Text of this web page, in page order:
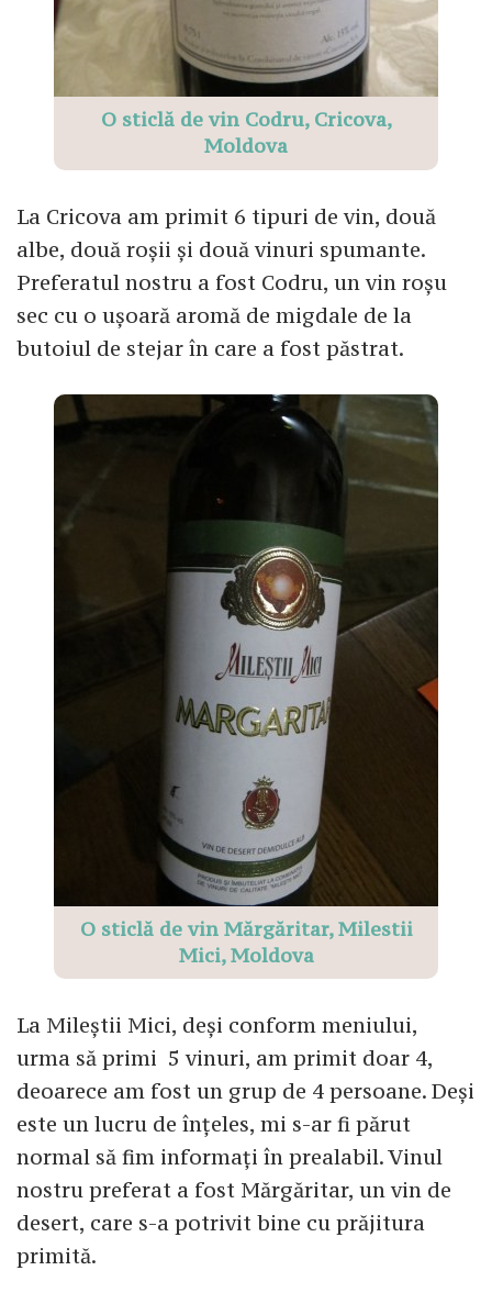
O sticlă de vin Codru, Cricova,
Moldova
La Cricova am primit 6 tipuri de vin, două
albe, două roșii și două vinuri spumante.
Preferatul nostru a fost Codru, un vin roșu
sec cu o ușoară aromă de migdale de la
butoiul de stejar în care a fost păstrat.
O sticlă de vin Mărgăritar, Milestii
Mici, Moldova
La Mileștii Mici, deși conform meniului,
urma să primi 5 vinuri, am primit doar 4,
deoarece am fost un grup de 4 persoane. Deși
este un lucru de înțeles, mi s-ar fi părut
normal să fim informați în prealabil. Vinul
nostru preferat a fost Mărgăritar, un vin de
desert, care s-a potrivit bine cu prăjitura
primită.